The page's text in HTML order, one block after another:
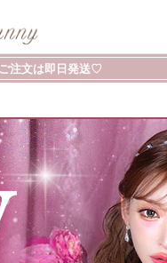
注文は即日発送♡